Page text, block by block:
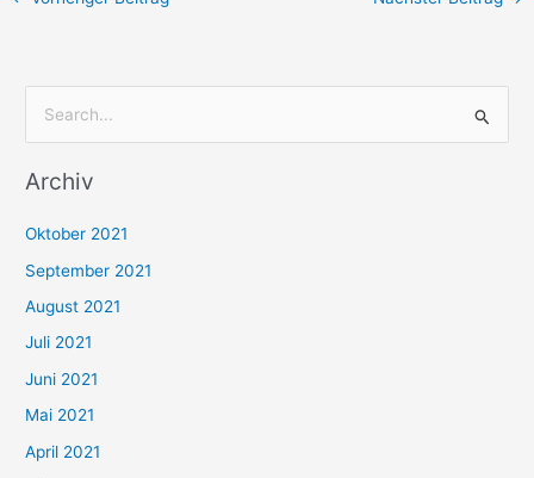
c
n
n
a
c
h
:
Archiv
Oktober 2021
September 2021
August 2021
Juli 2021
Juni 2021
Mai 2021
April 2021